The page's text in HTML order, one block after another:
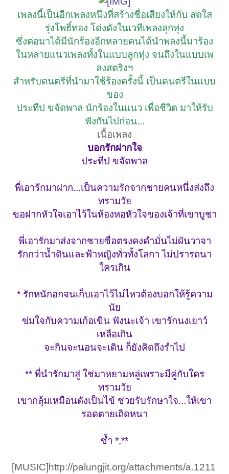
เพลงนี้เป็นอีกเพลงหนึ่งที่สร้างชื่อเสียงให้กับ สดใส
รุ่งโพธิ์ทอง โด่งดังในเวทีเพลงลุกทุ่ง
ซึ่งต่อมาได้มีนักร้องอีกหลายคนได้นำพลงนี้มาร้อง
ในหลายแนวเพลงทั้งในแบบลูกทุ่ง จนถึงในแบบเพ
ลงสตริงฯ
สำหรับดนตรีที่นำมาใช้ร้องครั้งนี้ เป็นดนตรีในแบบ
ของ
ประทีป ขจัดพาล นักร้องในแนว เพื่อชีวิต มาให้รับ
ฟังกันไปก่อน...
เนื้อเพลง
บอกรักฝากใจ
ประทีป ขจัดพาล
พี่เอารักมาฝาก...เป็นความรักจากชายคนหนึ่งส่งถึง
ทรามวัย
ขอฝากหัวใจเอาไว้ในห้องหอหัวใจของเจ้าที่เขาบูชา
พี่เอารักมาส่งจากชายซื่อตรงคงคำมั่นไม่ผันวาจา
รักกว่าน้ำดินและฟ้าหญิงทั่วทั้งโลกา ไม่ปรารถนา
ใครเกิน
* รักหนักอกจนเก็บเอาไว้ไม่ไหวต้องบอกให้รู้ความ
นัย
ข่มใจกับความเก้อเขิน ฟังนะเจ้า เขารักนงเยาว์
เหลือเกิน
จะกินจะนอนจะเดิน ก็ยังคิดถึงร่ำไป
** พี่นำรักมาสู่ ใช่มาหยามหลู่เพราะมีคู่กับใคร
ทรามวัย
เขากลุ้มเหมือนดังเป็นไข้ ช่วยรับรักษาใจ...ให้เขา
รอดตายเถิดหนา
ซ้ำ *,**
[MUSIC]http://palungjit.org/attachments/a.1211